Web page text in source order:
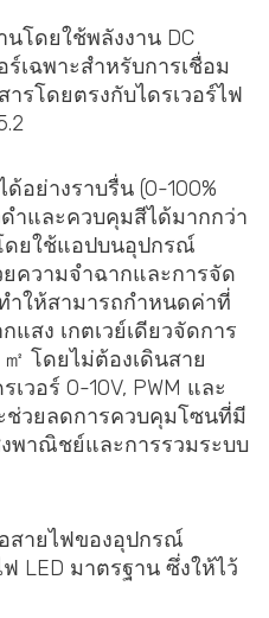
โดยใช้พลังงาน DC
ร์เฉพาะสำหรับการเชื่อม
รโดยตรงกับไดรเวอร์ไฟ
อย่างราบรื่น (0-100%
ำและควบคุมสีได้มากกว่า
ดยใช้แอปบนอุปกรณ์
ความจำฉากและการจัด
ำให้สามารถกำหนดค่าที่
แสง เกตเวย์เดียวจัดการ
โดยไม่ต้องเดินสาย
วอร์ 0-10V, PWM และ
ช่วยลดการควบคุมโซนที่มี
พาณิชย์และการรวมระบบ
สายไฟของอุปกรณ์
LED มาตรฐาน ซึ่งให้ไว้